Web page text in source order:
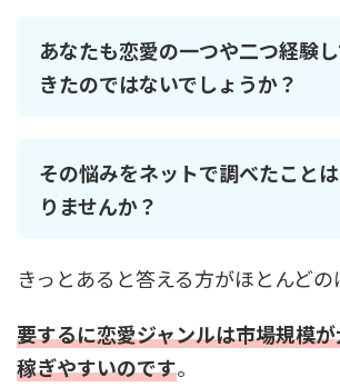
あなたも恋愛の一つや二つ経験
きたのではないでしょうか？
その悩みをネットで調べたこと
りませんか？
きっとあると答える方がほとんどの
要するに恋愛ジャンルは市場規模
稼ぎやすいのです。